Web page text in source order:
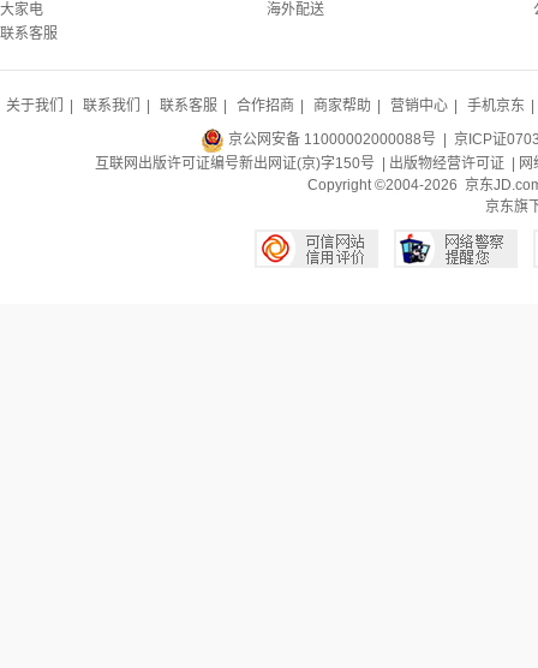
大家电
联系客服
海外配送
关于我们 联系我们 联系客服 合作招商 商家帮助 营销中心 手机京东
京公网安备 11000002000088号 | 京ICP证
互联网出版许可证编号新出网证(京)字150号 | 出版物经营许可证
Copyright ©2004-2026 京东
京东旗